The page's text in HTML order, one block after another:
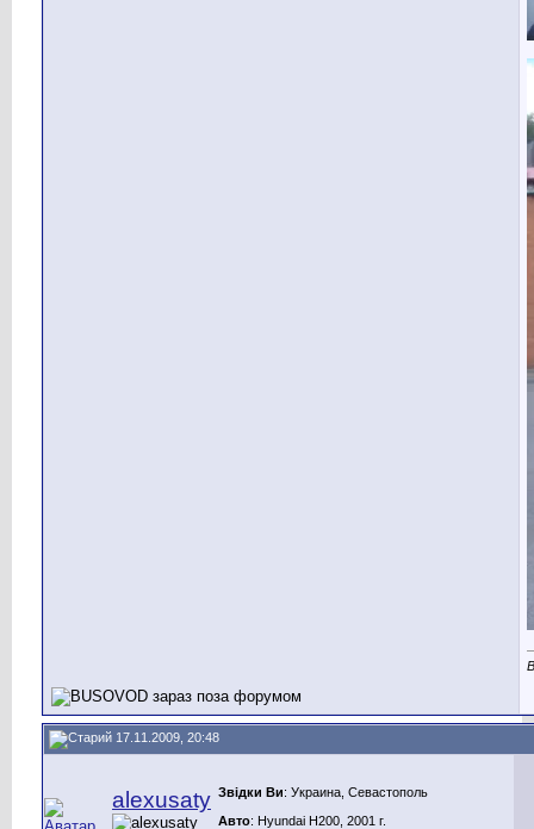
17.11.2009, 20:48
alexusaty Звідки Ви: Украина, Севастополь
Авто: Hyundai H200, 2001 г.